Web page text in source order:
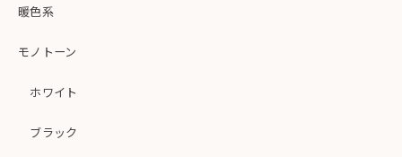
暖色系
モノトーン
ホワイト
ブラック